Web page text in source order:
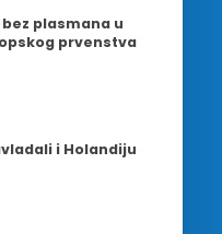
plasmana u
prvenstva
i Holandiju